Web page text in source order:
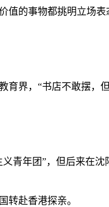
的事物都挑明立场
育界，“书店不敢摆，
青年团”，但后来在
转赴香港探亲。